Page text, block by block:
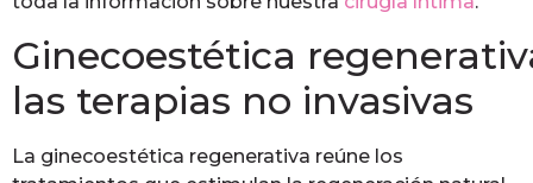
Ginecoestética
las terapias no invasivas
La ginecoestética regenerativa reúne los